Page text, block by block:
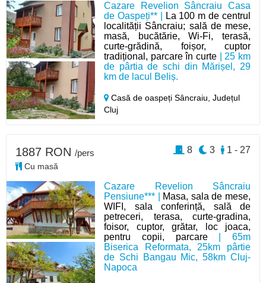
Cazare Revelion Sâncraiu Casa
de Oaspeți** |
La 100 m de centrul
localității Sâncraiu; sală de mese,
masă, bucătărie, Wi-Fi, terasă,
curte-grădină, foișor, cuptor
tradițional, parcare în curte | 25 km
de pârtia de schi din Mărișel, 29
km de lacul Beliș.
Casă de oaspeți Sâncraiu,Județul
Cluj
Cazare Revelion Sâncraiu
Pensiune*** |
Masa, sala de mese,
WIFI, sala conferință, sală de
petreceri, terasa, curte-gradina,
foisor, cuptor, grătar, loc joaca,
pentru copii, parcare| 65m
Biserica Reformata, 25km pârtie
de Schi Bangau Mic, 58km Cluj-
Napoca
1887 RON /pers
Cu masă
1 - 27
3
8